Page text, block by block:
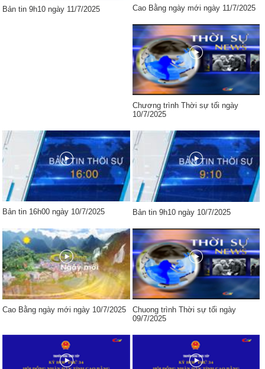
Bản tin 9h10 ngày 11/7/2025 Cao Bằng ngày mới ngày 11/7/2025
Chương trình Thời sự tối ngày
10/7/2025
Bản tin 16h00 ngày 10/7/2025 Bản tin 9h10 ngày 10/7/2025
Cao Bằng ngày mới ngày 10/7/2025
Chuong trình Thời sự tối ngày
09/7/2025